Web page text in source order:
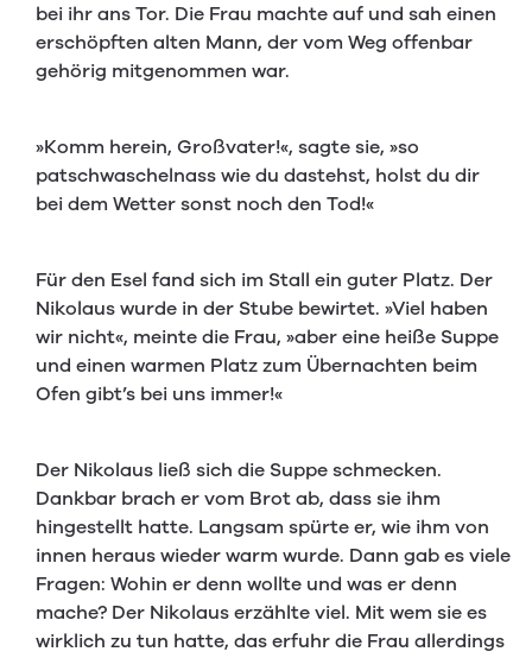
bei ihr ans Tor. Die Frau machte auf und sah einen
erschöpften alten Mann, der vom Weg offenbar
gehörig mitgenommen war.
»Komm herein, Großvater!«, sagte sie, »so
patschwaschelnass wie du dastehst, holst du dir
bei dem Wetter sonst noch den Tod!«
Für den Esel fand sich im Stall ein guter Platz. Der
Nikolaus wurde in der Stube bewirtet. »Viel haben
wir nicht«, meinte die Frau, »aber eine heiße Suppe
und einen warmen Platz zum Übernachten beim
Ofen gibt’s bei uns immer!«
Der Nikolaus ließ sich die Suppe schmecken.
Dankbar brach er vom Brot ab, dass sie ihm
hingestellt hatte. Langsam spürte er, wie ihm von
innen heraus wieder warm wurde. Dann gab es viele
Fragen: Wohin er denn wollte und was er denn
mache? Der Nikolaus erzählte viel. Mit wem sie es
wirklich zu tun hatte, das erfuhr die Frau allerdings